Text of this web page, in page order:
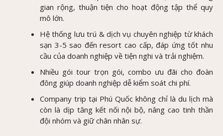
gian rộng, thuận tiện cho hoạt động tập thể quy
mô lớn.
Hệ thống lưu trú & dịch vụ chuyên nghiệp từ khách
sạn 3-5 sao đến resort cao cấp, đáp ứng tốt nhu
cầu của doanh nghiệp về tiện nghi và trải nghiệm.
Nhiều gói tour trọn gói, combo ưu đãi cho đoàn
đông giúp doanh nghiệp dễ kiểm soát chi phí.
Company trip tại Phú Quốc không chỉ là du lịch mà
còn là dịp tăng kết nối nội bộ, nâng cao tinh thần
đội nhóm và giữ chân nhân sự.